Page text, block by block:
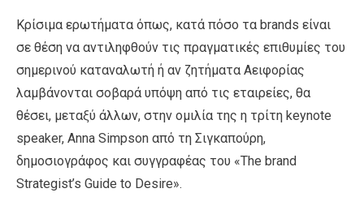
Κρίσιμα ερωτήματα όπως, κατά πόσο τα brands είναι
σε θέση να αντιληφθούν τις πραγματικές επιθυμίες του
σημερινού καταναλωτή ή αν ζητήματα Αειφορίας
λαμβάνονται σοβαρά υπόψη από τις εταιρείες, θα
θέσει, μεταξύ άλλων, στην ομιλία της η τρίτη keynote
speaker, Anna Simpson από τη Σιγκαπούρη,
δημοσιογράφος και συγγραφέας του «Τhe brand
Strategist’s Guide to Desire».